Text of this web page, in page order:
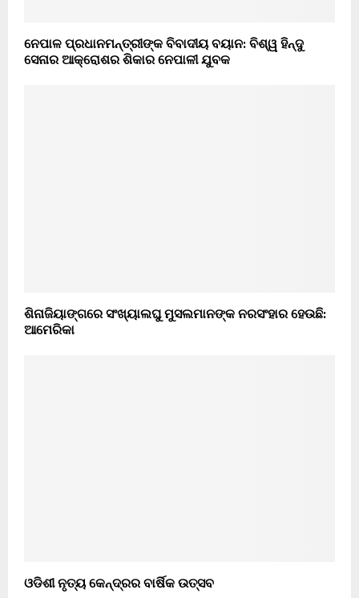
ନେପାଳ ପ୍ରଧାନମନ୍ତ୍ରୀଙ୍କ ବିବାଦୀୟ ବୟାନ: ବିଶ୍ୱ ହିନ୍ଦୁ
ସେନାର ଆକ୍ରୋଶର ଶିକାର ନେପାଳୀ ଯୁବକ
ଶିନାଜିୟାଙ୍ଗରେ ସଂଖ୍ୟାଲଘୁ ମୁସଲମାନଙ୍କ ନରସଂହାର ହେଉଛି:
ଆମେରିକା
ଓଡିଶୀ ନୃତ୍ୟ କେନ୍ଦ୍ରର ବାର୍ଷିକ ଉତ୍ସବ